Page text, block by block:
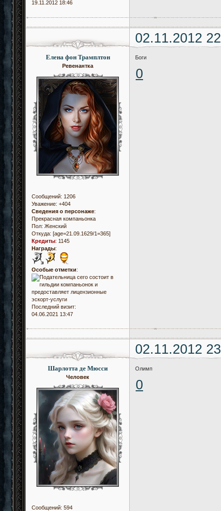
19.11.2012 18:46
02.11.2012
Елена фон Трамплтон
Ревенантка
Сообщений: 1206
Уважение: +404
Сведения о персонаже:
Прекрасная компаньонка
Пол: Женский
Откуда: [age=21.09.1629/1=365]
Кредиты: 1145
Награды:
Особые отметки:
Последний визит:
04.06.2021 13:47
Боги
0
02.11.2012
Шарлотта де Мюсси
Человек
Сообщений: 594
Олимп
0